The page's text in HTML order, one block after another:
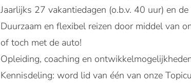
Jaarlijks 27 vakantiedagen (o.b.v. 40 uur) en
Duurzaam en flexibel reizen door middel van
of toch met de auto!
Opleiding, coaching en
Kennisdeling: word lid van één van onze